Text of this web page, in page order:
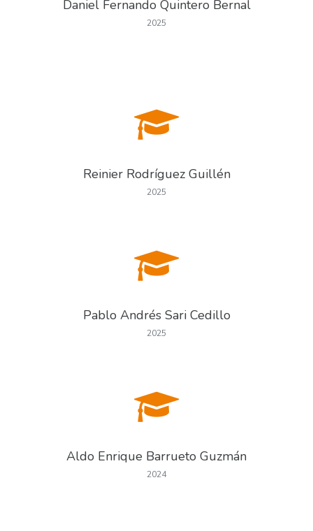
Daniel Fernando Quintero Bernal
2025
Reinier Rodríguez Guillén
2025
Pablo Andrés Sari Cedillo
2025
Aldo Enrique Barrueto Guzmán
2024